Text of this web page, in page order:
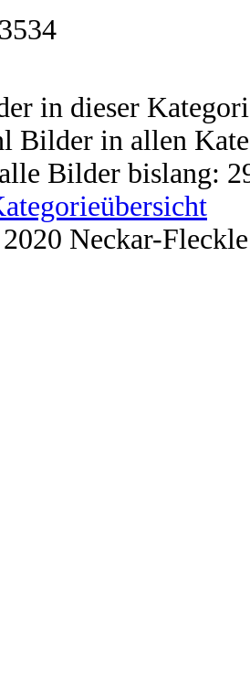
in dieser
Bilder in allen
Bilder bislang:
Neckar-